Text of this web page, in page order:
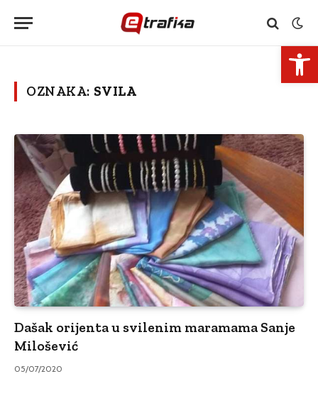
OZNAKA: SVILA
Dašak orijenta u svilenim maramama Sanje
Milošević
05/07/2020